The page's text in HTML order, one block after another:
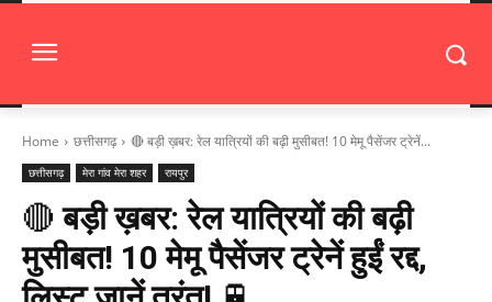
Home छत्तीसगढ़ 🔴 बड़ी ख़बर: रेल यात्रियों की बढ़ी मुसीबत! 10 मेमू पैसेंजर ट्रेनें...
छत्तीसगढ़ मेरा गांव मेरा शहर रायपुर
🔴बड़ी ख़बर: रेल यात्रियों की बढ़ी
मुसीबत! 10 मेमू पैसेंजर ट्रेनें हुईं रद्द,